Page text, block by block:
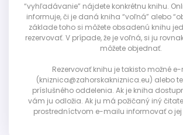
“vyhľadávanie” nájdete konkrétnu knihu.
informuje, či je daná kniha “voľná” alebo
základe toho si môžete obsadenú knihu
rezervovať. V prípade, že je voľná, si ju
môžete objednať.
Rezervovať knihu je takisto možné
(kniznica@zahorskakniznica.eu) alebo
príslušného oddelenia. Ak je kniha
vám ju odložia. Ak ju má požičaný iný
prostredníctvom e-mailu informovať o